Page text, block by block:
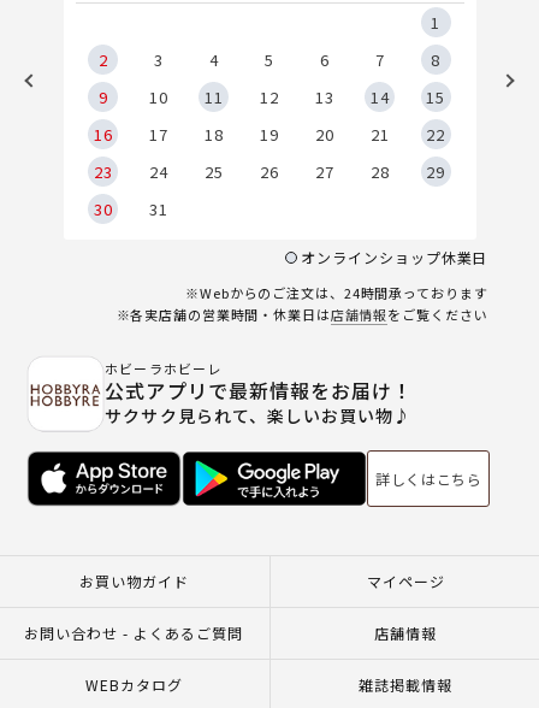
1
2
3 4 5 6 7
8
9
10 11 12 13 14
15
16
17 18 19 20 21
22
23
24 25 26 27 28
29
30
31
オンラインショップ休業日
※Webからのご注文は、24時間承っております
※各実店舗の営業時間・休業日は店舗情報をご覧ください
ホビーラホビーレ
公式アプリで最新情報をお届け！
サクサク見られて、楽しいお買い物♪
詳しくはこちら
お買い物ガイド マイページ
お問い合わせ - よくあるご質問 店舗情報
WEBカタログ 雑誌掲載情報